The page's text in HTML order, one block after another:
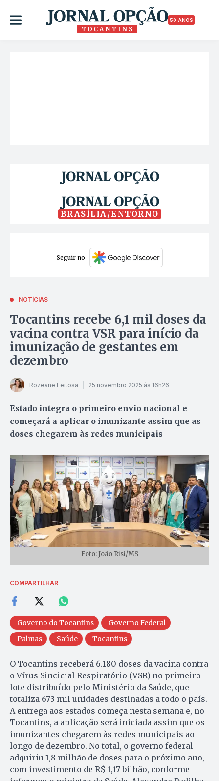
50 ANOS
BRASÍLIA/ENTORNO
Seguir no
NOTÍCIAS
Tocantins recebe 6,1 mil doses da
vacina contra VSR para início da
imunização de gestantes em
dezembro
Rozeane Feitosa 25 novembro 2025 às 16h26
Estado integra o primeiro envio nacional e
começará a aplicar o imunizante assim que as
doses chegarem às redes municipais
Foto: João Risi/MS
COMPARTILHAR
Governo do Tocantins
Governo Federal
Palmas
Saúde Tocantins
O Tocantins receberá 6.180 doses da vacina contra
o Vírus Sincicial Respiratório (VSR) no primeiro
lote distribuído pelo Ministério da Saúde, que
totaliza 673 mil unidades destinadas a todo o país.
A entrega aos estados começa nesta semana e, no
Tocantins, a aplicação será iniciada assim que os
imunizantes chegarem às redes municipais ao
longo de dezembro. No total, o governo federal
adquiriu 1,8 milhão de doses para o próximo ano,
com investimento de R$ 1,17 bilhão, conforme